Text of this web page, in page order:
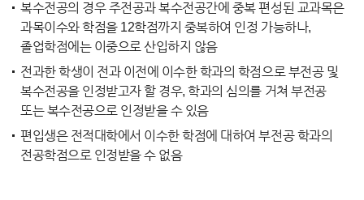
복수전공의 경우 주전공과 복수전공간에 중복 편성된 교과목은
과목이수와 학점을 12학점까지 중복하여 인정 가능하나,
졸업학점에는 이중으로 산입하지 않음
전과한 학생이 전과 이전에 이수한 학과의 학점으로 부전공 및
복수전공을 인정받고자 할 경우, 학과의 심의를 거쳐 부전공
또는 복수전공으로 인정받을 수 있음
편입생은 전적대학에서 이수한 학점에 대하여 부전공 학과의
전공학점으로 인정받을 수 없음